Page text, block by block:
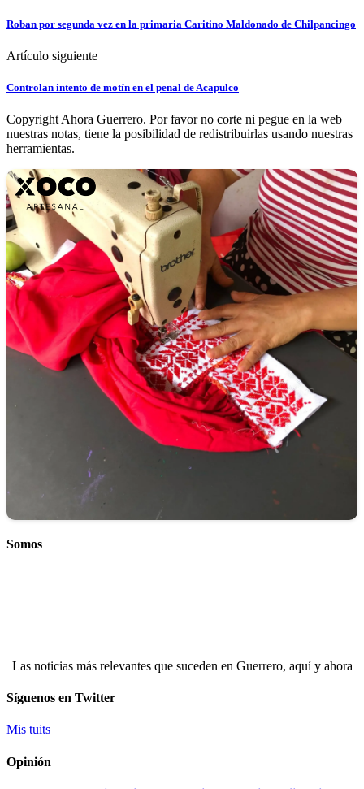
Roban por segunda vez en la primaria Caritino Maldonado de Chilpancingo
Artículo siguiente
Controlan intento de motín en el penal de Acapulco
Copyright Ahora Guerrero. Por favor no corte ni pegue en la web
nuestras notas, tiene la posibilidad de redistribuirlas usando nuestras
herramientas.
Somos
Las noticias más relevantes que suceden en Guerrero, aquí y ahora
Síguenos en Twitter
Mis tuits
Opinión